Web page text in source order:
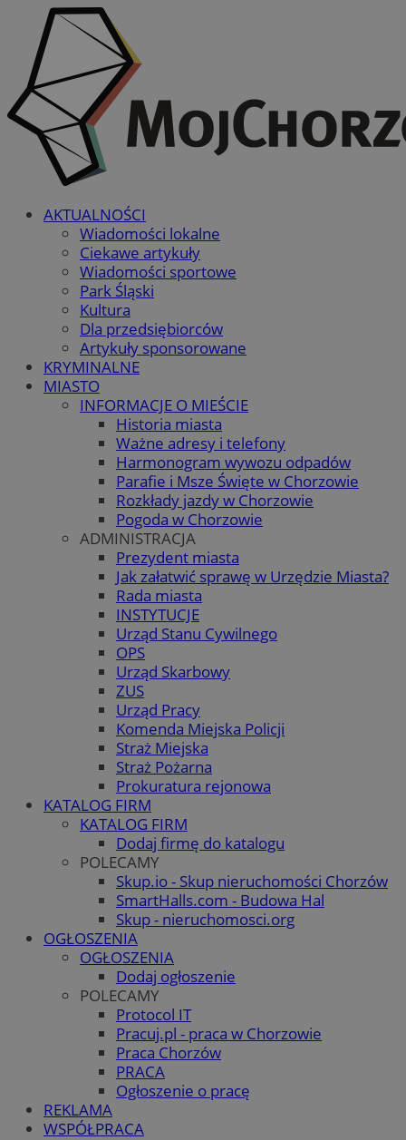
AKTUALNOŚCI
Wiadomości lokalne
Ciekawe artykuły
Wiadomości sportowe
Park Śląski
Kultura
Dla przedsiębiorców
Artykuły sponsorowane
KRYMINALNE
MIASTO
INFORMACJE O MIEŚCIE
Historia miasta
Ważne adresy i telefony
Harmonogram wywozu odpadów
Parafie i Msze Święte w Chorzowie
Rozkłady jazdy w Chorzowie
Pogoda w Chorzowie
ADMINISTRACJA
Prezydent miasta
Jak załatwić sprawę w Urzędzie Miasta?
Rada miasta
INSTYTUCJE
Urząd Stanu Cywilnego
OPS
Urząd Skarbowy
ZUS
Urząd Pracy
Komenda Miejska Policji
Straż Miejska
Straż Pożarna
Prokuratura rejonowa
KATALOG FIRM
KATALOG FIRM
Dodaj firmę do katalogu
POLECAMY
Skup.io - Skup nieruchomości Chorzów
SmartHalls.com - Budowa Hal
Skup - nieruchomosci.org
OGŁOSZENIA
OGŁOSZENIA
Dodaj ogłoszenie
POLECAMY
Protocol IT
Pracuj.pl - praca w Chorzowie
Praca Chorzów
PRACA
Ogłoszenie o pracę
REKLAMA
WSPÓŁPRACA